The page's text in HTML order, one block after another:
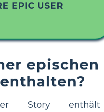
EPIC USER
epischen
Story enthält